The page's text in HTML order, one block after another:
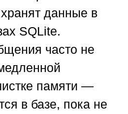
данные в
SQLite.
часто не
памяти —
в базе, пока не